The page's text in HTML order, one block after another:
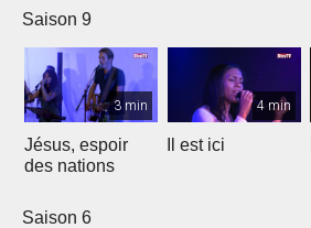
Saison 9
3 min
Jésus, espoir
des nations
4 min
Il est ici
Saison 6